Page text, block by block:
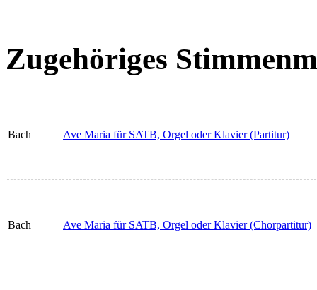
Zugehöriges
Bach Ave Maria für SATB, Orgel oder Klavier (Partitur)
Bach Ave Maria für SATB, Orgel oder Klavier (Chorpartitur)